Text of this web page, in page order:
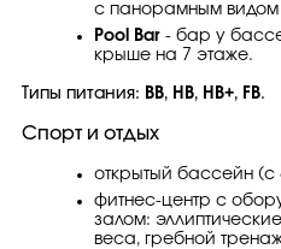
с панорамным видом
Pool Bar - бар у
крыше на 7 этаже.
Типы питания: BB, HB, HB+, FB.
Спорт и отдых
открытый бассейн (с
фитнес-центр с
залом:
веса, гребной